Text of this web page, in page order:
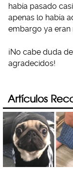
había pasado
apenas lo había
embargo ya eran
¡No cabe duda
agradecidos!
Artículos